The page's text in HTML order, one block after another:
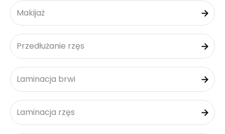
Makijaż
Przedłużanie rzęs
Laminacja brwi
Laminacja rzęs